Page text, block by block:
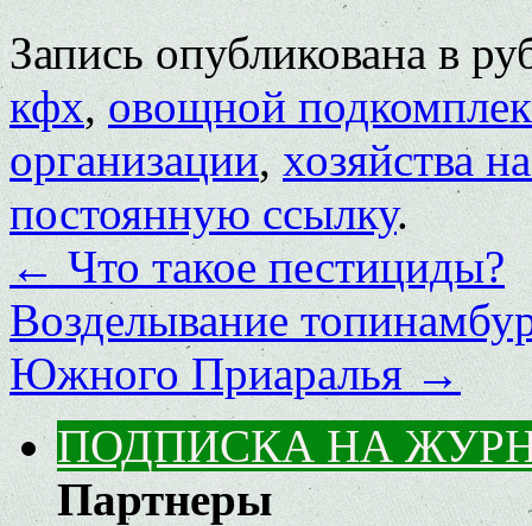
Запись опубликована в
кфх,овощной
организации,хозяйства
постоянную ссылку.
←Что такое пестициды?
Возделывание
Южного Приаралья→
ПОДПИСКА НА
Партнеры